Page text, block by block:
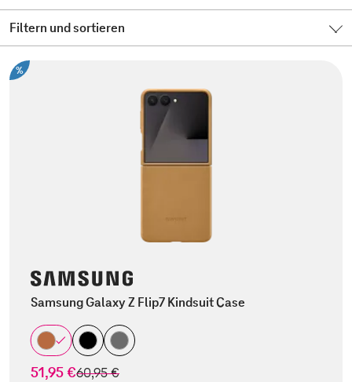
Filtern und sortieren
%
Samsung Galaxy Z Flip7 Kindsuit Case
51,95 €statt
60,95 €